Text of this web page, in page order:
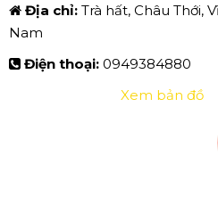
Địa chỉ: Trà hất, Châu Thới,
Nam
Điện thoại: 0949384880
Xem bản đồ